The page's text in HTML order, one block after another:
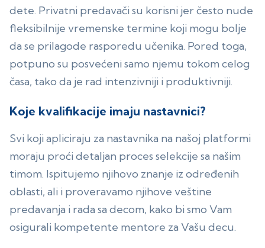
dete. Privatni predavači su korisni jer često nude
fleksibilnije vremenske termine koji mogu bolje
da se prilagode rasporedu učenika. Pored toga,
potpuno su posvećeni samo njemu tokom celog
časa, tako da je rad intenzivniji i produktivniji.
Koje kvalifikacije imaju nastavnici?
Svi koji apliciraju za nastavnika na našoj platformi
moraju proći detaljan proces selekcije sa našim
timom. Ispitujemo njihovo znanje iz određenih
oblasti, ali i proveravamo njihove veštine
predavanja i rada sa decom, kako bi smo Vam
osigurali kompetente mentore za Vašu decu.